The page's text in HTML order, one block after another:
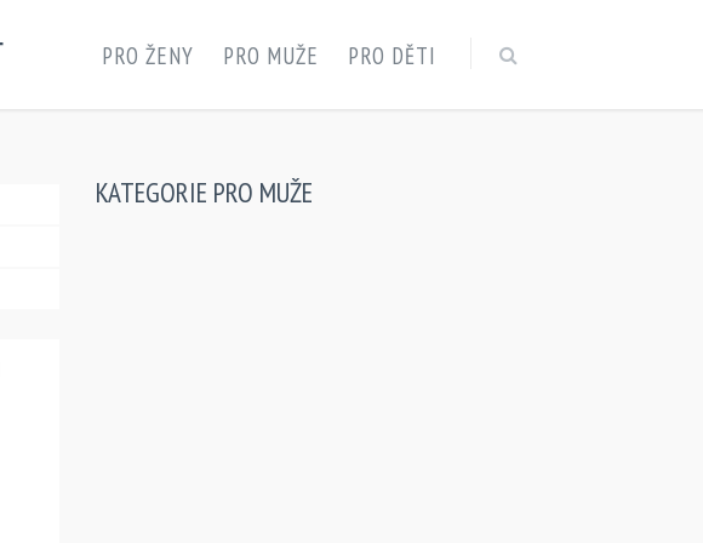
PRO ŽENY PRO MUŽE PRO DĚTI
KATEGORIE PRO MUŽE